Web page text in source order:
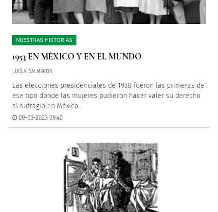
NUESTRAS HISTORIAS
1953 EN MÉXICO Y EN EL MUNDO
LUIS A. SALMERÓN
Las elecciones presidenciales de 1958 fueron las primeras de
ese tipo donde las mujeres pudieron hacer valer su derecho
al sufragio en México.
09-03-2023 09:40